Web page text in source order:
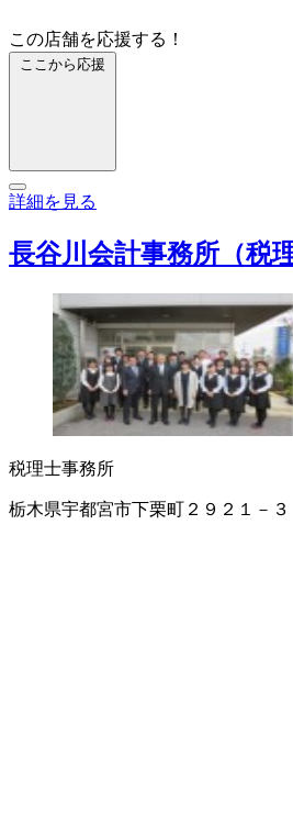
この店舗を応援する！
ここから応援
詳細を見る
長谷川会計事務所（税
税理士事務所
栃木県宇都宮市下栗町２９２１－３